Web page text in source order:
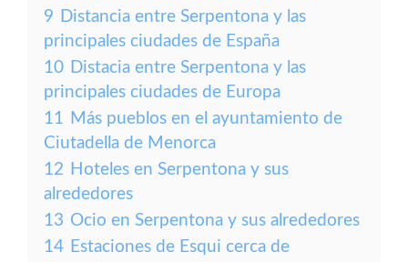
9 Distancia entre Serpentona y las
principales ciudades de España
10 Distacia entre Serpentona y las
principales ciudades de Europa
11 Más pueblos en el ayuntamiento de
Ciutadella de Menorca
12 Hoteles en Serpentona y sus
alrededores
13 Ocio en Serpentona y sus alrededores
14 Estaciones de Esqui cerca de